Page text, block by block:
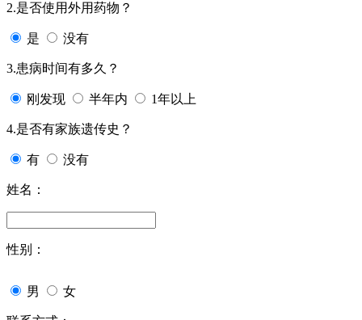
2.是否使用外用药物？
是 没有
3.患病时间有多久？
刚发现 半年内 1年以上
4.是否有家族遗传史？
有 没有
姓名：
性别：
男 女